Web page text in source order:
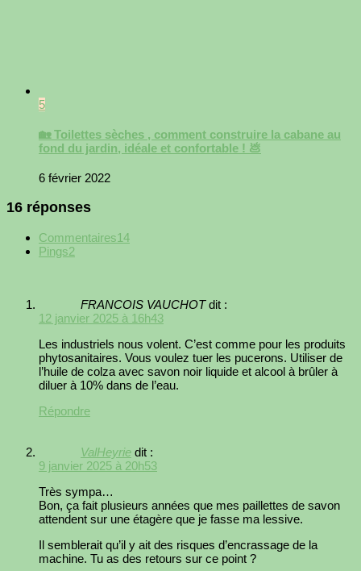
5
🏡 Toilettes sèches , comment construire la cabane au
fond du jardin, idéale et confortable ! 💩
6 février 2022
16 réponses
Commentaires14
Pings2
FRANCOIS VAUCHOT dit :
12 janvier 2025 à 16h43
Les industriels nous volent. C’est comme pour les produits
phytosanitaires. Vous voulez tuer les pucerons. Utiliser de
l’huile de colza avec savon noir liquide et alcool à brûler à
diluer à 10% dans de l’eau.
Répondre
ValHeyrie dit :
9 janvier 2025 à 20h53
Très sympa…
Bon, ça fait plusieurs années que mes paillettes de savon
attendent sur une étagère que je fasse ma lessive.
Il semblerait qu’il y ait des risques d’encrassage de la
machine. Tu as des retours sur ce point ?